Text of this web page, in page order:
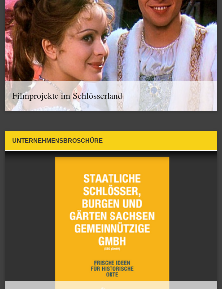
Filmprojekte im Schlösserland
UNTERNEHMENSBROSCHÜRE